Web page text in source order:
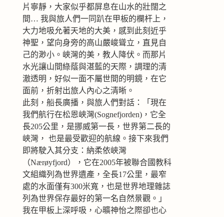
片寧靜，大家似乎都屏息在山水的壯闊之
間… 我與旅人們一同趴在甲板的欄杆上，
大力地吸允著天地的大美，感到此刻近乎
神聖，望向身旁的高山嚴峻聳立，直見自
己的渺小。峽灣的美，教人降伏。而那片
水光讓山間綠蔭與湛藍的天際，調理的清
澈透明，好似一面不屬世間的明鏡，在它
面前，折射出旅人內心之清晰。
此刻，船長廣播，與旅人們對話：「現在
我們航行在松恩峽灣(Sognefjorden)，它全
長205公里，是挪威第一長，世界第二長的
峽灣， 也是最受歡迎的航線。接下來我們
即將駛入其分支：納柔依峽灣
（Nærøyfjord），它在2005年被聯合國教科
文組織列為世界遺產，全長17公里，最窄
處的水面僅有300米寬，也是世界地理雜誌
列為世界保存最好的第一名自然景觀。」
我在甲板上深呼吸，心曠神怡之際卻也心